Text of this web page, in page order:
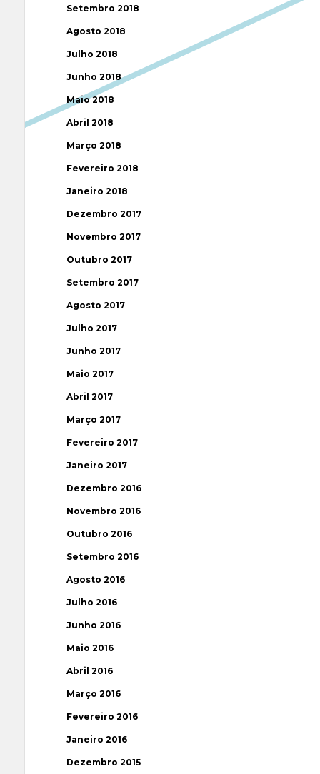
Setembro 2018
Agosto 2018
Julho 2018
Junho 2018
Maio 2018
Abril 2018
Março 2018
Fevereiro 2018
Janeiro 2018
Dezembro 2017
Novembro 2017
Outubro 2017
Setembro 2017
Agosto 2017
Julho 2017
Junho 2017
Maio 2017
Abril 2017
Março 2017
Fevereiro 2017
Janeiro 2017
Dezembro 2016
Novembro 2016
Outubro 2016
Setembro 2016
Agosto 2016
Julho 2016
Junho 2016
Maio 2016
Abril 2016
Março 2016
Fevereiro 2016
Janeiro 2016
Dezembro 2015